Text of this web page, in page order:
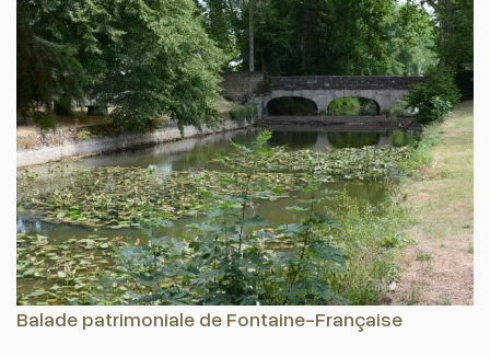
Balade patrimoniale de Fontaine-Française